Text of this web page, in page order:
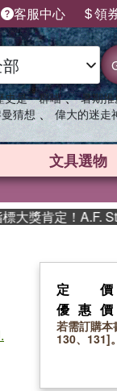
客服中心 領
史是一群喵 、 暑期
猜想 、 偉大的迷走
文具選物
獎肯定！A.F.
定價
優惠價
若需訂購
130、131]。